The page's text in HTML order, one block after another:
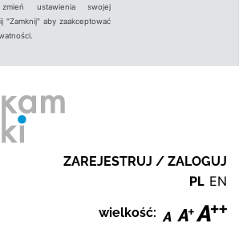
ustawienia swojej
"Zamknij" aby zaakceptować
ZAREJESTRUJ / ZALOGUJ
PL EN
wielkość: